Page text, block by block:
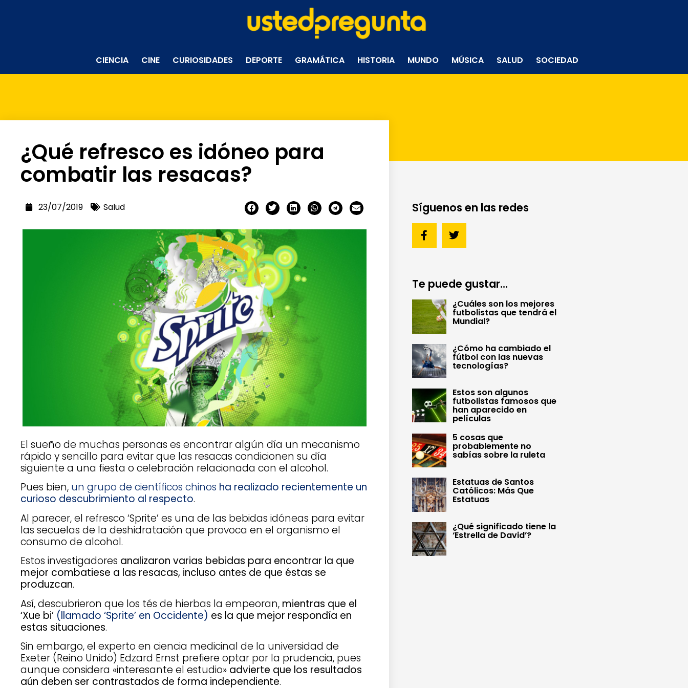
CIENCIA CINE CURIOSIDADES DEPORTE GRAMÁTICA HISTORIA MUNDO MÚSICA SALUD SOCIEDAD
¿Qué refresco es idóneo para
combatir las resacas?
23/07/2019 Salud
El sueño de muchas personas es encontrar algún día un mecanismo
rápido y sencillo para evitar que las resacas condicionen su día
siguiente a una fiesta o celebración relacionada con el alcohol.
Pues bien, un grupo de científicos chinos ha realizado recientemente un
curioso descubrimiento al respecto.
Al parecer, el refresco ‘Sprite’ es una de las bebidas idóneas para evitar
las secuelas de la deshidratación que provoca en el organismo el
consumo de alcohol.
Estos investigadores analizaron varias bebidas para encontrar la que
mejor combatiese a las resacas, incluso antes de que éstas se
produzcan.
Así, descubrieron que los tés de hierbas la empeoran, mientras que el
‘Xue bi’ (llamado ‘Sprite’ en Occidente) es la que mejor respondía en
estas situaciones.
Sin embargo, el experto en ciencia medicinal de la universidad de
Exeter (Reino Unido) Edzard Ernst prefiere optar por la prudencia, pues
aunque considera «interesante el estudio» advierte que los resultados
aún deben ser contrastados de forma independiente.
Síguenos en las redes
Te puede gustar...
¿Cuáles son los mejores
futbolistas que tendrá el
Mundial?
¿Cómo ha cambiado el
fútbol con las nuevas
tecnologías?
Estos son algunos
futbolistas famosos que
han aparecido en
películas
5 cosas que
probablemente no
sabías sobre la ruleta
Estatuas de Santos
Católicos: Más Que
Estatuas
¿Qué significado tiene la
‘Estrella de David’?